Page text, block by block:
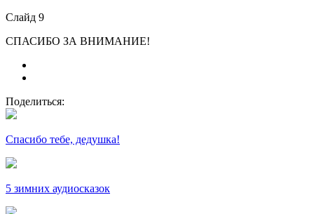
Слайд 9
СПАСИБО ЗА ВНИМАНИЕ!
Поделиться:
Спасибо тебе, дедушка!
5 зимних аудиосказок